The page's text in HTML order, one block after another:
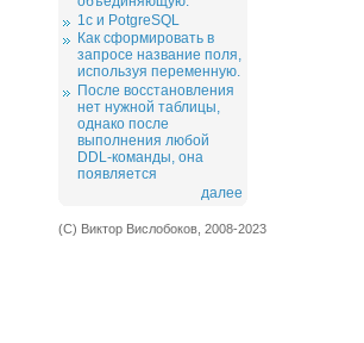
1c и PotgreSQL
Как сформировать в
запросе название поля,
используя переменную.
После восстановления
нет нужной таблицы,
однако после
выполнения любой
DDL-команды, она
появляется
далее
(С) Виктор Вислобоков, 2008-2023